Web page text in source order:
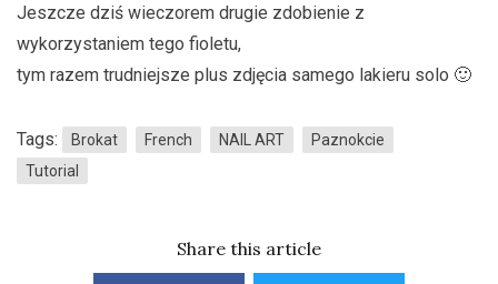
Jeszcze dziś wieczorem drugie zdobienie z
wykorzystaniem tego fioletu,
tym razem trudniejsze plus zdjęcia samego lakieru solo 🙂
Tags: Brokat French NAIL ART
Paznokcie
Tutorial
Share this article